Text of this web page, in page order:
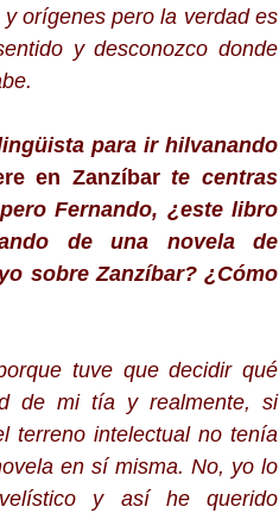
orígenes pero la verdad es
y desconozco donde
para ir hilvanando
en Zanzíbarte centras
Fernando, ¿este libro
de una novela de
sobre Zanzíbar? ¿Cómo
tuve que decidir qué
de mi tía y realmente, si
terreno intelectual no tenía
en sí misma. No, yo lo
y así he querido